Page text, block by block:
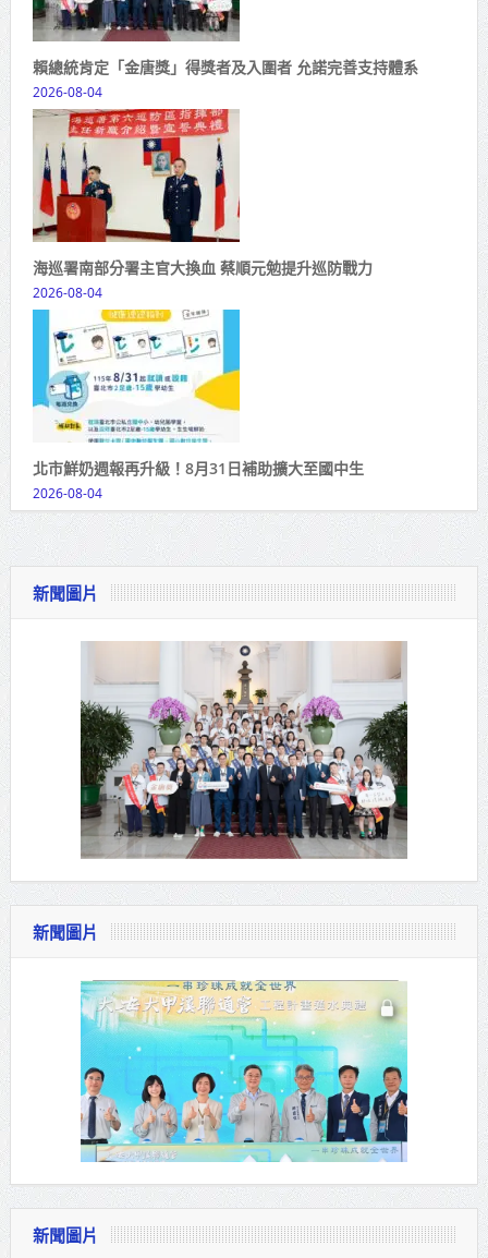
賴總統肯定「金唐獎」得獎者及入圍者 允諾完善支持體系
2026-08-04
海巡署南部分署主官大換血 蔡順元勉提升巡防戰力
2026-08-04
北市鮮奶週報再升級！8月31日補助擴大至國中生
2026-08-04
新聞圖片
新聞圖片
新聞圖片